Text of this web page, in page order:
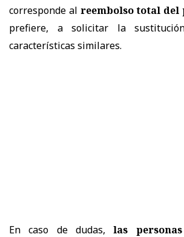
corresponde al reembolso total del
prefiere, a solicitar la
características similares.
En caso de dudas,las